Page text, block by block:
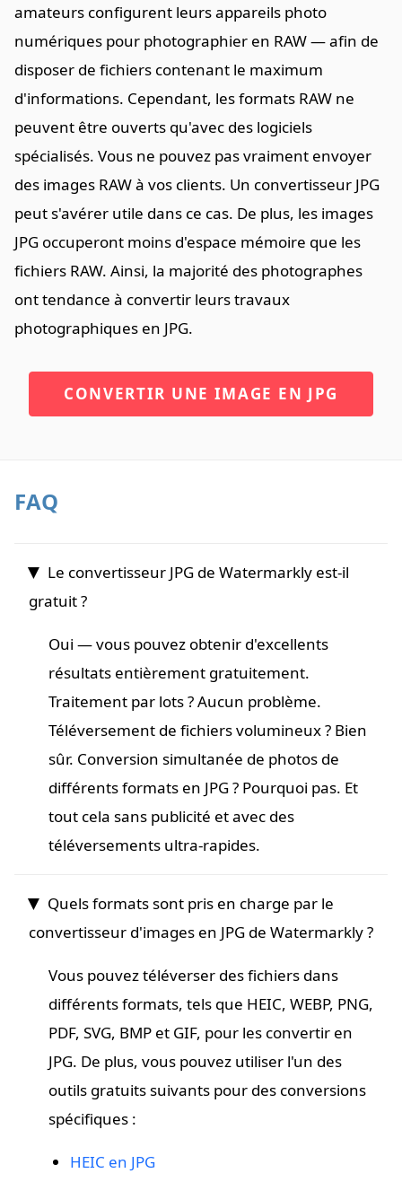
amateurs configurent leurs appareils photo
numériques pour photographier en RAW — afin de
disposer de fichiers contenant le maximum
d'informations. Cependant, les formats RAW ne
peuvent être ouverts qu'avec des logiciels
spécialisés. Vous ne pouvez pas vraiment envoyer
des images RAW à vos clients. Un convertisseur JPG
peut s'avérer utile dans ce cas. De plus, les images
JPG occuperont moins d'espace mémoire que les
fichiers RAW. Ainsi, la majorité des photographes
ont tendance à convertir leurs travaux
photographiques en JPG.
CONVERTIR UNE IMAGE EN JPG
FAQ
Le convertisseur JPG de Watermarkly est-il
gratuit ?
Oui — vous pouvez obtenir d'excellents
résultats entièrement gratuitement.
Traitement par lots ? Aucun problème.
Téléversement de fichiers volumineux ? Bien
sûr. Conversion simultanée de photos de
différents formats en JPG ? Pourquoi pas. Et
tout cela sans publicité et avec des
téléversements ultra-rapides.
Quels formats sont pris en charge par le
convertisseur d'images en JPG de Watermarkly ?
Vous pouvez téléverser des fichiers dans
différents formats, tels que HEIC, WEBP, PNG,
PDF, SVG, BMP et GIF, pour les convertir en
JPG. De plus, vous pouvez utiliser l'un des
outils gratuits suivants pour des conversions
spécifiques :
HEIC en JPG